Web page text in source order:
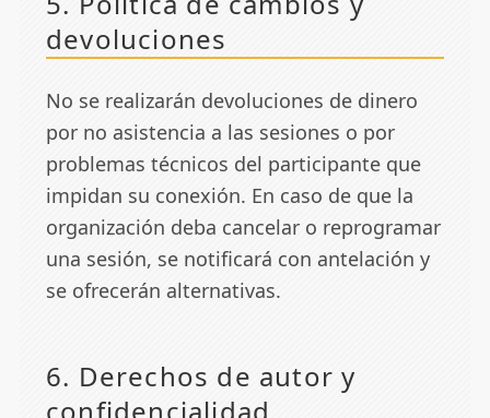
devoluciones
No se realizarán devoluciones de dinero
por no asistencia a las sesiones o por
problemas técnicos del participante que
impidan su conexión. En caso de que la
organización deba cancelar o reprogramar
una sesión, se notificará con antelación y
se ofrecerán alternativas.
6. Derechos de autor y